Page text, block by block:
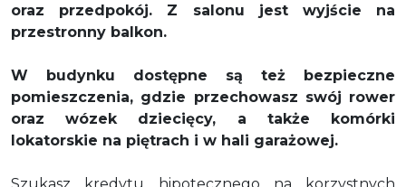
oraz przedpokój. Z salonu jest wyjście na
przestronny balkon.
W budynku dostępne są też bezpieczne
pomieszczenia, gdzie przechowasz swój rower
oraz wózek dziecięcy, a także komórki
lokatorskie na piętrach i w hali garażowej.